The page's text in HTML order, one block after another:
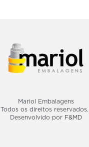
Mariol Embalagens
Todos os direitos reservados.
Desenvolvido por F&MD